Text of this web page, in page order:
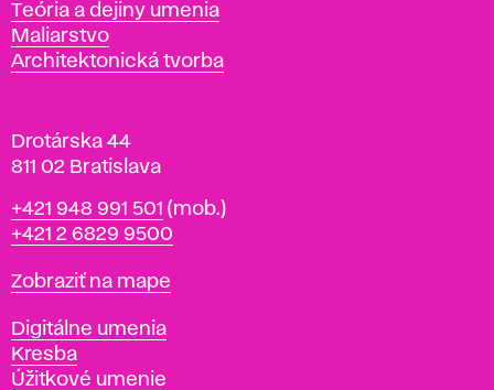
l
a
v
Katedry
Teória a dejiny umenia
Maliarstvo
Architektonická tvorba
Drotárska 44
811 02 Bratislava
Telefón
+421 948 991 501 (mob.)
+421 2 6829 9500
Mapa
Zobraziť na mape
Katedry
Digitálne umenia
Kresba
Úžitkové umenie